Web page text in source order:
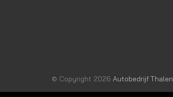
© Copyright 2026 Autobedrijf Thalen